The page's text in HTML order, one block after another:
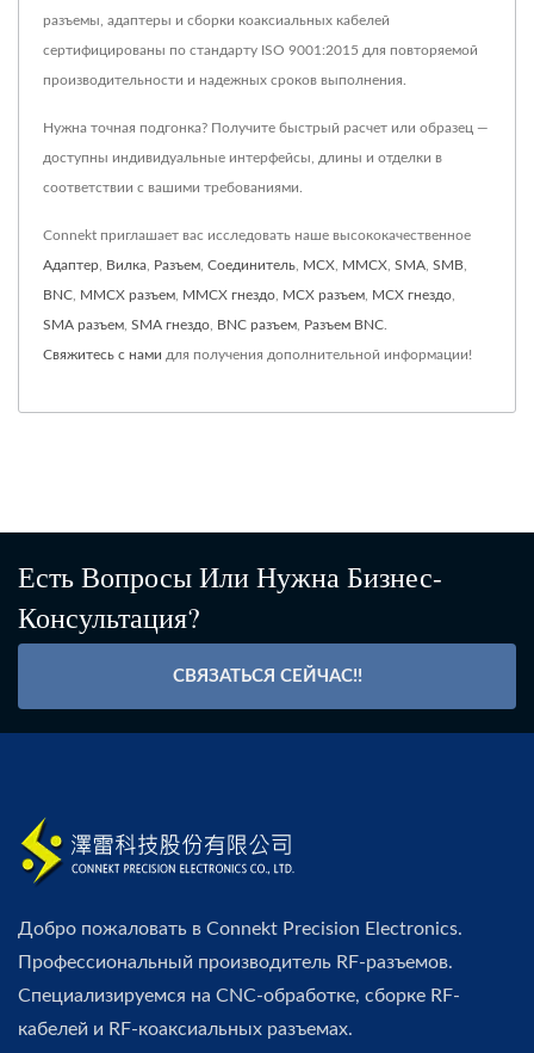
разъемы, адаптеры и сборки коаксиальных кабелей
сертифицированы по стандарту ISO 9001:2015 для повторяемой
производительности и надежных сроков выполнения.
Нужна точная подгонка? Получите быстрый расчет или образец —
доступны индивидуальные интерфейсы, длины и отделки в
соответствии с вашими требованиями.
Connekt приглашает вас исследовать наше высококачественное
Адаптер, Вилка, Разъем, Соединитель, MCX, MMCX, SMA, SMB,
BNC, MMCX разъем, MMCX гнездо, MCX разъем, MCX гнездо,
SMA разъем, SMA гнездо, BNC разъем, Разъем BNC.
Свяжитесь с нами для получения дополнительной информации!
Есть Вопросы Или Нужна Бизнес-
Консультация?
СВЯЗАТЬСЯ СЕЙЧАС!!
Добро пожаловать в Connekt Precision Electronics.
Профессиональный производитель RF-разъемов.
Специализируемся на CNC-обработке, сборке RF-
кабелей и RF-коаксиальных разъемах.